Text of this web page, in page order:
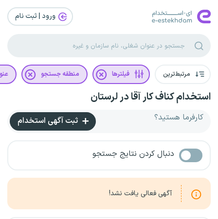
ورود | ثبت‌ نام
مرتبط‌ترین فیلترها منطقه جستجو
استخدام کناف کار آقا در لرستان
کارفرما هستید؟ ثبت آگهی استخدام
دنبال کردن نتایج جستجو
آگهی فعالی یافت نشد!